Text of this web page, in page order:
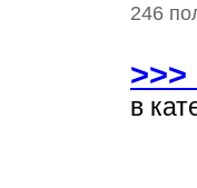
246
>>>
в